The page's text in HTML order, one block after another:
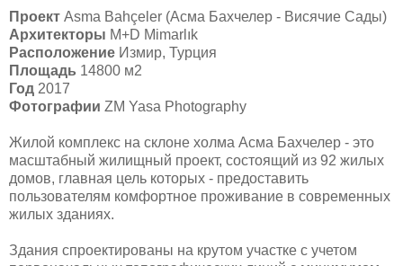
Проект Asma Bahçeler (Асма Бахчелер - Висячие Сады)
Архитекторы M+D Mimarlık
Расположение Измир, Турция
Площадь 14800 м2
Год 2017
Фотографии ZM Yasa Photography
Жилой комплекс на склоне холма Асма Бахчелер - это
масштабный жилищный проект, состоящий из 92 жилых
домов, главная цель которых - предоставить
пользователям комфортное проживание в современных
жилых зданиях.
Здания спроектированы на крутом участке с учетом